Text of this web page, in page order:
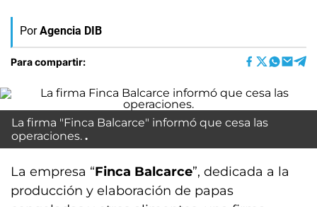
Por Agencia DIB
Para compartir:
La firma "Finca Balcarce" informó que cesa las
operaciones.
La empresa “Finca Balcarce”, dedicada a la
producción y elaboración de papas